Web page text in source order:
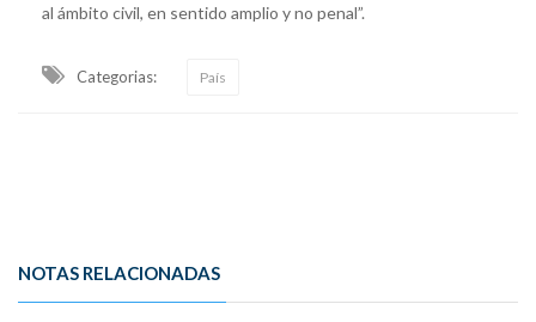
al ámbito civil, en sentido amplio y no penal”.
Categorias: País
NOTAS RELACIONADAS